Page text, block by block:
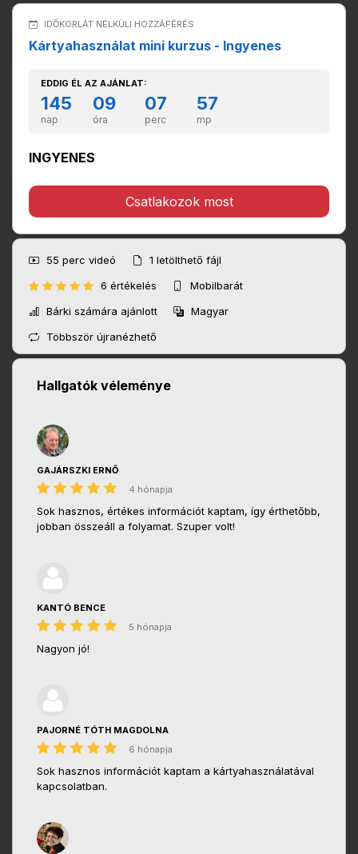
IDŐKORLÁT NÉLKÜLI HOZZÁFÉRÉS
Kártyahasználat mini kurzus - Ingyenes
EDDIG ÉL AZ AJÁNLAT:
145 09 07 57
nap óra perc mp
INGYENES
Csatlakozok most
55 perc videó 1 letölthető fájl
6 értékelés
Mobilbarát
Bárki számára ajánlott
Magyar
Többször újranézhető
Hallgatók véleménye
GAJÁRSZKI ERNŐ
4 hónapja
Sok hasznos, értékes információt kaptam, így érthetőbb,
jobban összeáll a folyamat. Szuper volt!
KANTÓ BENCE
5 hónapja
Nagyon jó!
PAJORNÉ TÓTH MAGDOLNA
6 hónapja
Sok hasznos információt kaptam a kártyahasználatával
kapcsolatban.